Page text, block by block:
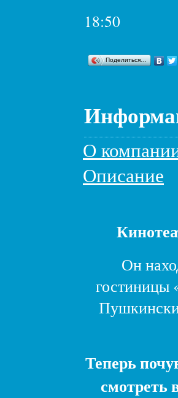
18:50
Поделиться…
О
Описание
Он
гостиницы
Теперь
смотреть